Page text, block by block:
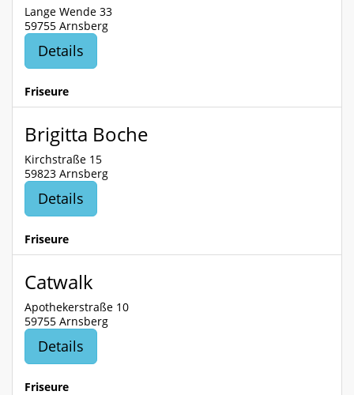
Lange Wende 33
59755 Arnsberg
Details
Friseure
Brigitta Boche
Kirchstraße 15
59823 Arnsberg
Details
Friseure
Catwalk
Apothekerstraße 10
59755 Arnsberg
Details
Friseure